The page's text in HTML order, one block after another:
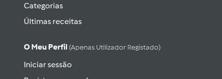
Categorias
Últimas receitas
O Meu Perfil (apenas Utilizador Registado)
Iniciar sessão